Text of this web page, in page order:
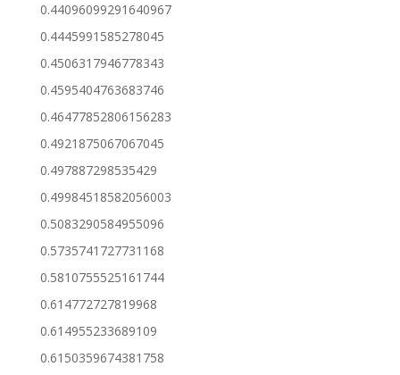
0.44096099291640967
0.4445991585278045
0.4506317946778343
0.4595404763683746
0.46477852806156283
0.4921875067067045
0.497887298535429
0.49984518582056003
0.5083290584955096
0.5735741727731168
0.5810755525161744
0.614772727819968
0.614955233689109
0.6150359674381758